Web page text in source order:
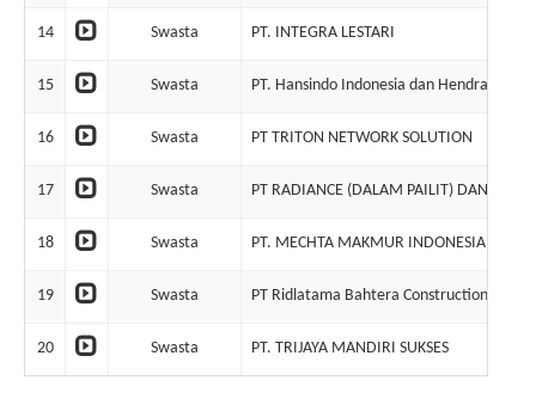
14 Swasta PT. INTEGRA LESTARI
15 Swasta PT. Hansindo Indonesia dan Hendra
16 Swasta PT TRITON NETWORK SOLUTION
17 Swasta PT RADIANCE (DALAM PAILIT) DAN
18 Swasta PT. MECHTA MAKMUR INDONESIA
19 Swasta PT Ridlatama Bahtera Construction
20 Swasta PT. TRIJAYA MANDIRI SUKSES